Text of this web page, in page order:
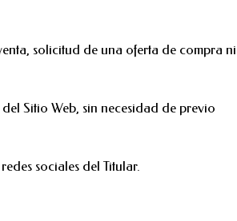
solicitud de una oferta de compra ni
Sitio Web, sin necesidad de previo
sociales del Titular.